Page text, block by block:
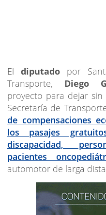
Eldiputado por
Transporte, Diego
proyecto para dejar
Secretaría de
de compensaciones
los pasajes
discapacidad,
pacientes
automotor de larga